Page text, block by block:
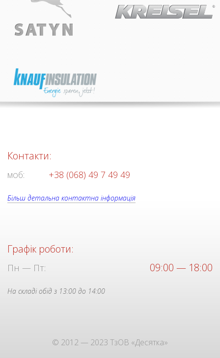
Контакти:
моб: +38 (068) 49 7 49 49
Більш детальна контактна інформація
Графік роботи:
Пн — Пт: 09:00 — 18:00
На складі обід з 13:00 до 14:00
© 2012 — 2023 ТзОВ «Десятка»